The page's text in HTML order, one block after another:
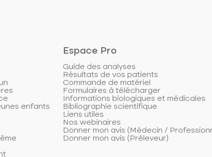
enfants
Espace Pro
Guide des analyses
Résultats de vos patients
Commande de matériel
Formulaires à télécharger
Informations biologiques et médicales
Bibliographie scientifique
Liens utiles
Nos webinaires
Donner mon avis (Médecin /
Donner mon avis (Préleveur)